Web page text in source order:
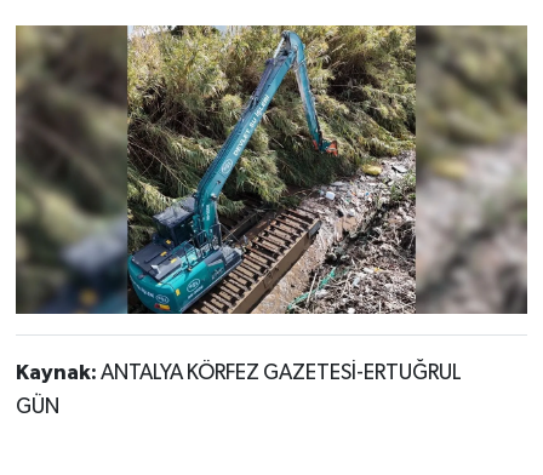
Kaynak: ANTALYA KÖRFEZ GAZETESİ-ERTUĞRUL
GÜN